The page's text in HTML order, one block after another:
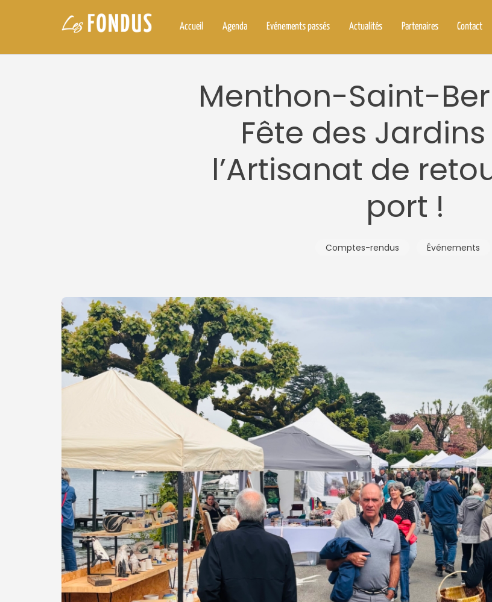
Accueil Agenda Evénements passés Actualités Partenaires Contact
Menthon-Saint-
Fête des
l’Artisanat de
port !
Comptes-rendus Événements